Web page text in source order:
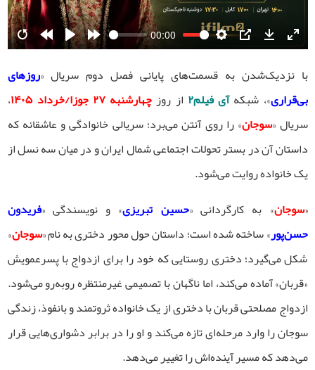
RestartRewindPlay Forward
00:00
Settings
PIP Download
با نزدیک‌شدن به قسمت‌های پایانی فصل دوم سریال «روزهای
بی‌قراری»، شبکه آی فیلم۲ از روزچهارشنبه ۲۷ جوزا/خرداد ۱۴۰۵
،
سریال «سوجان» را روی آنتن می‌برد؛ سریالی خانوادگی و عاشقانه که
داستان آن در بستر تحولات اجتماعی شمال ایران و در میان سه نسل از
یک خانواده روایت می‌شود.
«سوجان» به کارگردانی «حسین تبریزی» و نویسندگی «فریدون
حسن‌پور» ساخته شده است؛ داستان حول محور دختری به نام «سوجان»
شکل می‌گیرد؛ دختری روستایی که خود را برای ازدواج با پسرعمویش
«قربان» آماده می‌کند، اما ناگهان با تصمیمی غیرمنتظره روبه‌رو می‌شود.
ازدواج مصلحتی قربان با دختری از یک خانواده ثروتمند و بانفوذ، زندگی
سوجان را وارد مرحله‌ای تازه می‌کند و او را در برابر دشواری‌هایی قرار
می‌دهد که مسیر آینده‌اش را تغییر می‌دهد.